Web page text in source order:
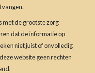
met de grootste zorg
dat de informatie op
niet juist of onvolledig
website geen rechten